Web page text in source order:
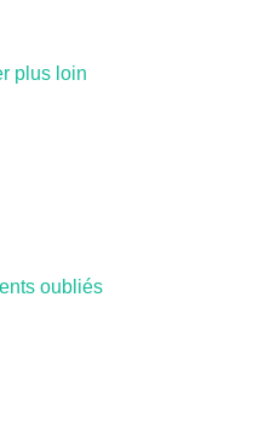
plus loin
oubliés